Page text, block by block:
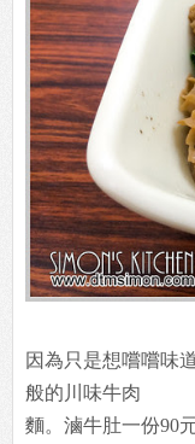
因為只是想嚐嚐味
般的川味牛肉
麵。滷牛肚一份90